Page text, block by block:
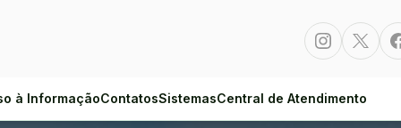
Instagram
à InformaçãoContatosSistemasCentral de Atendimento